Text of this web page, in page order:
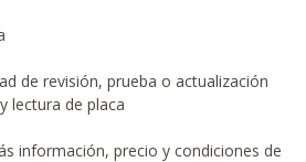
de revisión, prueba o actualización
lectura de placa
información, precio y condiciones de